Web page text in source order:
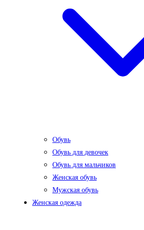
Обувь
Обувь для девочек
Обувь для мальчиков
Женская обувь
Мужская обувь
Женская одежда